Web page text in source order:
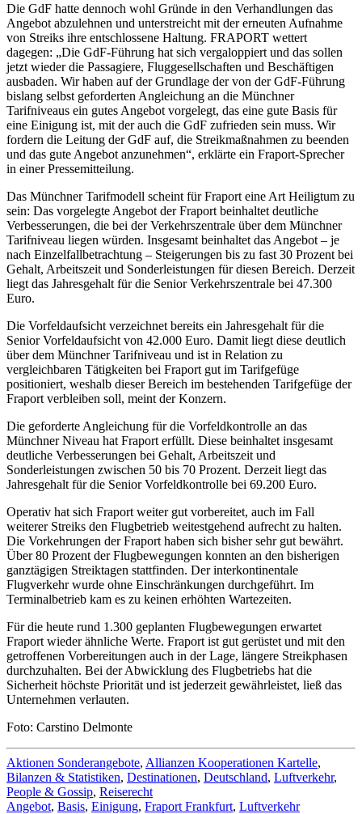
Die GdF hatte dennoch wohl Gründe in den Verhandlungen das
Angebot abzulehnen und unterstreicht mit der erneuten Aufnahme
von Streiks ihre entschlossene Haltung. FRAPORT wettert
dagegen: „Die GdF-Führung hat sich vergaloppiert und das sollen
jetzt wieder die Passagiere, Fluggesellschaften und Beschäftigen
ausbaden. Wir haben auf der Grundlage der von der GdF-Führung
bislang selbst geforderten Angleichung an die Münchner
Tarifniveaus ein gutes Angebot vorgelegt, das eine gute Basis für
eine Einigung ist, mit der auch die GdF zufrieden sein muss. Wir
fordern die Leitung der GdF auf, die Streikmaßnahmen zu beenden
und das gute Angebot anzunehmen“, erklärte ein Fraport-Sprecher
in einer Pressemitteilung.
Das Münchner Tarifmodell scheint für Fraport eine Art Heiligtum zu
sein: Das vorgelegte Angebot der Fraport beinhaltet deutliche
Verbesserungen, die bei der Verkehrszentrale über dem Münchner
Tarifniveau liegen würden. Insgesamt beinhaltet das Angebot – je
nach Einzelfallbetrachtung – Steigerungen bis zu fast 30 Prozent bei
Gehalt, Arbeitszeit und Sonderleistungen für diesen Bereich. Derzeit
liegt das Jahresgehalt für die Senior Verkehrszentrale bei 47.300
Euro.
Die Vorfeldaufsicht verzeichnet bereits ein Jahresgehalt für die
Senior Vorfeldaufsicht von 42.000 Euro. Damit liegt diese deutlich
über dem Münchner Tarifniveau und ist in Relation zu
vergleichbaren Tätigkeiten bei Fraport gut im Tarifgefüge
positioniert, weshalb dieser Bereich im bestehenden Tarifgefüge der
Fraport verbleiben soll, meint der Konzern.
Die geforderte Angleichung für die Vorfeldkontrolle an das
Münchner Niveau hat Fraport erfüllt. Diese beinhaltet insgesamt
deutliche Verbesserungen bei Gehalt, Arbeitszeit und
Sonderleistungen zwischen 50 bis 70 Prozent. Derzeit liegt das
Jahresgehalt für die Senior Vorfeldkontrolle bei 69.200 Euro.
Operativ hat sich Fraport weiter gut vorbereitet, auch im Fall
weiterer Streiks den Flugbetrieb weitestgehend aufrecht zu halten.
Die Vorkehrungen der Fraport haben sich bisher sehr gut bewährt.
Über 80 Prozent der Flugbewegungen konnten an den bisherigen
ganztägigen Streiktagen stattfinden. Der interkontinentale
Flugverkehr wurde ohne Einschränkungen durchgeführt. Im
Terminalbetrieb kam es zu keinen erhöhten Wartezeiten.
Für die heute rund 1.300 geplanten Flugbewegungen erwartet
Fraport wieder ähnliche Werte. Fraport ist gut gerüstet und mit den
getroffenen Vorbereitungen auch in der Lage, längere Streikphasen
durchzuhalten. Bei der Abwicklung des Flugbetriebs hat die
Sicherheit höchste Priorität und ist jederzeit gewährleistet, ließ das
Unternehmen verlauten.
Foto: Carstino Delmonte
Aktionen Sonderangebote, Allianzen Kooperationen Kartelle,
Bilanzen & Statistiken, Destinationen, Deutschland, Luftverkehr,
People & Gossip, Reiserecht
Angebot, Basis, Einigung, Fraport Frankfurt, Luftverkehr